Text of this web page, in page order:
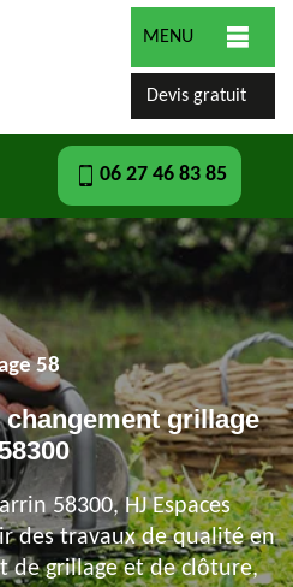
MENU
Devis gratuit
06 27 46 83 85
58
grillage
58300, HJ Espaces
des travaux de qualité en
de grillage et de clôture,